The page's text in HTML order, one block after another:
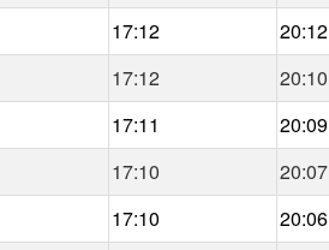
17:12 20:12
17:12 20:10
17:11 20:09
17:10 20:07
17:10 20:06